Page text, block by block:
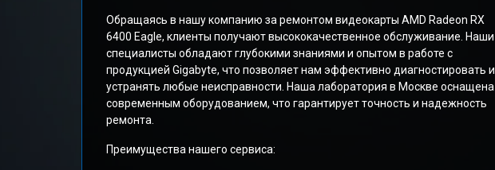
Обращаясь в нашу компанию за ремонтом видеокарты AMD Radeon RX
6400 Eagle, клиенты получают высококачественное обслуживание. Наши
специалисты обладают глубокими знаниями и опытом в работе с
продукцией Gigabyte, что позволяет нам эффективно диагностировать и
устранять любые неисправности. Наша лаборатория в Москве оснащена
современным оборудованием, что гарантирует точность и надежность
ремонта.
Преимущества нашего сервиса: